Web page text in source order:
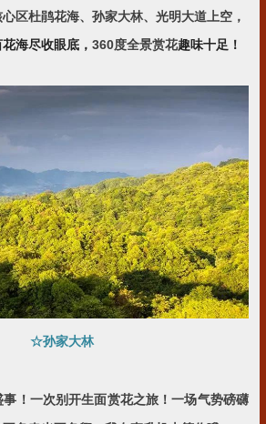
区杜鹃花海、孙家大林、光明大道上空，
海尽收眼底， 360度全景赏花趣味十足！
☆孙家大林
！ 一次别开生面赏花之旅！一场气势磅礴